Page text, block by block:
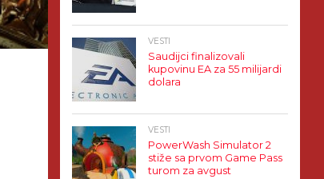
VESTI
Saudijci finalizovali
kupovinu EA za 55 milijardi
dolara
VESTI
PowerWash Simulator 2
stiže sa prvom Game Pass
turom za avgust